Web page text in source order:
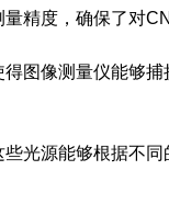
精度，确保了对
图像测量仪能够
光源能够根据不